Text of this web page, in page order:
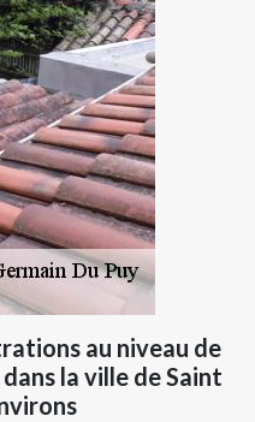
au niveau de
la ville de Saint